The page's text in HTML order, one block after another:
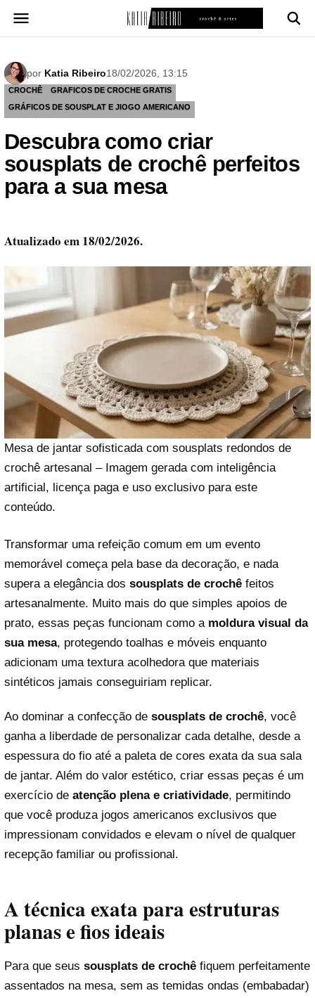
para
por Katia Ribeiro18/02/2026, 13:15
CROCHÊ
GRAFICOS DE CROCHE GRATIS
GRÁFICOS DE SOUSPLAT E JIOGO AMERICANO
Descubra como criar
sousplats de crochê perfeitos
para a sua mesa
Atualizado em 18/02/2026.
Mesa de jantar sofisticada com sousplats redondos de
crochê artesanal – Imagem gerada com inteligência
artificial, licença paga e uso exclusivo para este
conteúdo.
Transformar uma refeição comum em um evento
memorável começa pela base da decoração, e nada
supera a elegância dos sousplats de crochê feitos
artesanalmente. Muito mais do que simples apoios de
prato, essas peças funcionam como a moldura visual da
sua mesa, protegendo toalhas e móveis enquanto
adicionam uma textura acolhedora que materiais
sintéticos jamais conseguiriam replicar.
Ao dominar a confecção de sousplats de crochê, você
ganha a liberdade de personalizar cada detalhe, desde a
espessura do fio até a paleta de cores exata da sua sala
de jantar. Além do valor estético, criar essas peças é um
exercício de atenção plena e criatividade, permitindo
que você produza jogos americanos exclusivos que
impressionam convidados e elevam o nível de qualquer
recepção familiar ou profissional.
A técnica exata para estruturas
planas e fios ideais
Para que seus sousplats de crochê fiquem perfeitamente
assentados na mesa, sem as temidas ondas (embabadar)